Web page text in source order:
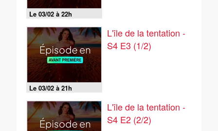
Le 03/02 à 22h
Le 03/02 à 21h
L'île de la tentation -
S4 E3 (1/2)
L'île de la tentation -
S4 E2 (2/2)